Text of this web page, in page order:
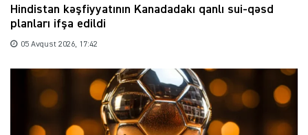
Hindistan kəşfiyyatının Kanadadakı qanlı sui-qəsd
planları ifşa edildi
05 Avqust 2026, 17:42